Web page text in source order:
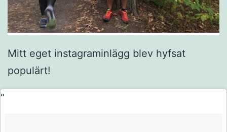
Mitt eget instagraminlägg blev hyfsat
populärt!